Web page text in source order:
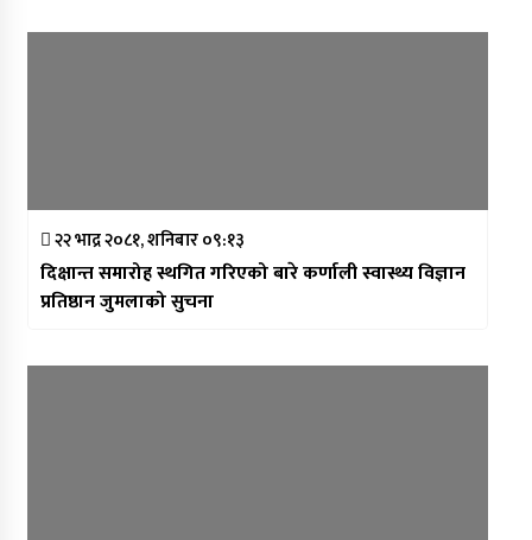
२२ भाद्र २०८१, शनिबार ०९:१३
दिक्षान्त समारोह स्थगित गरिएको बारे कर्णाली स्वास्थ्य विज्ञान
प्रतिष्ठान जुमलाको सुचना